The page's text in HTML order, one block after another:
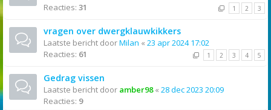
Reacties: 31 1 2 3
vragen over dwergklauwkikkers
Laatste bericht doorMilan « 23 apr 2024 17:02
Reacties: 61 1 2 3 4 5
Gedrag vissen
Laatste bericht door amber98« 28 dec 2023 20:09
Reacties: 9